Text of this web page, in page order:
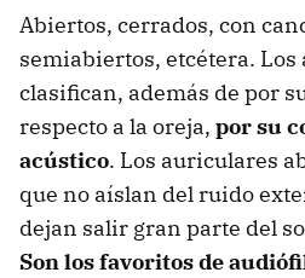
Abiertos, cerrados, con
semiabiertos, etcétera. Los
clasifican, además de por
respecto a la oreja, por su
acústico. Los auriculares
que no aíslan del ruido
dejan salir gran parte del
Son los favoritos de